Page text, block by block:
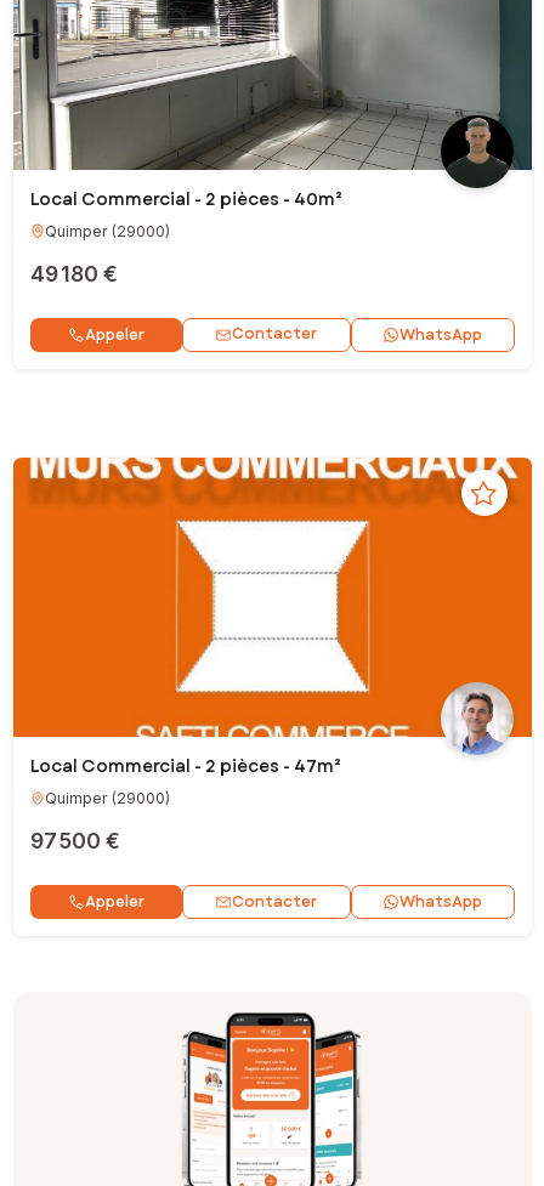
Local Commercial - 2 pièces - 40m²
Quimper(29000)
49 180 €
Appeler Contacter WhatsApp
Local Commercial - 2 pièces - 47m²
Quimper(29000)
97 500 €
Appeler Contacter WhatsApp